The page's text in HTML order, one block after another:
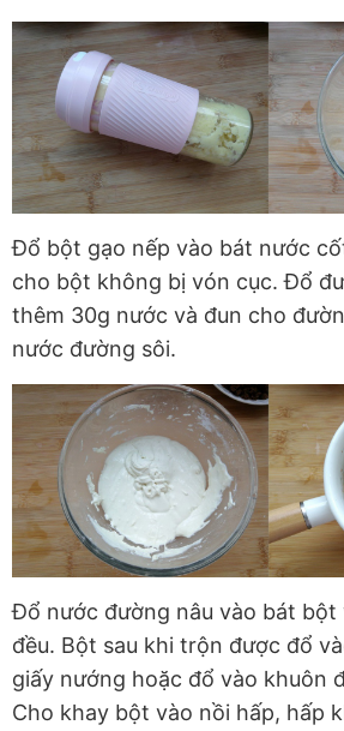
Đổ bột gạo nếp vào bát nước
cho bột không bị vón cục. Đổ
thêm 30g nước và đun cho
nước đường sôi.
Đổ nước đường nâu vào bát
đều. Bột sau khi trộn được đổ
giấy nướng hoặc đổ vào khuôn
Cho khay bột vào nồi hấp, hấp